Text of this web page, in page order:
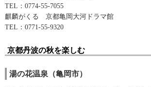
TEL：0774-55-7055
麒麟がくる 京都亀岡大河ドラマ館
TEL：0771-55-9320
京都丹波の秋を楽しむ
湯の花温泉（亀岡市）